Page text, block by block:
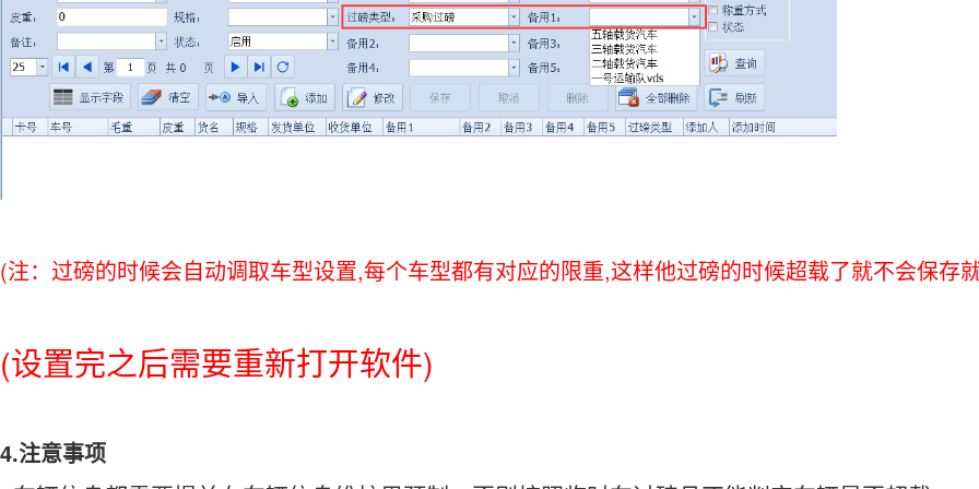
(注：过磅的时候会自动调取车型设置,每个车型都有对应的限重,这样他过磅的时候超载了就不会保存
(设置完之后需要重新打开软件)
4.注意事项